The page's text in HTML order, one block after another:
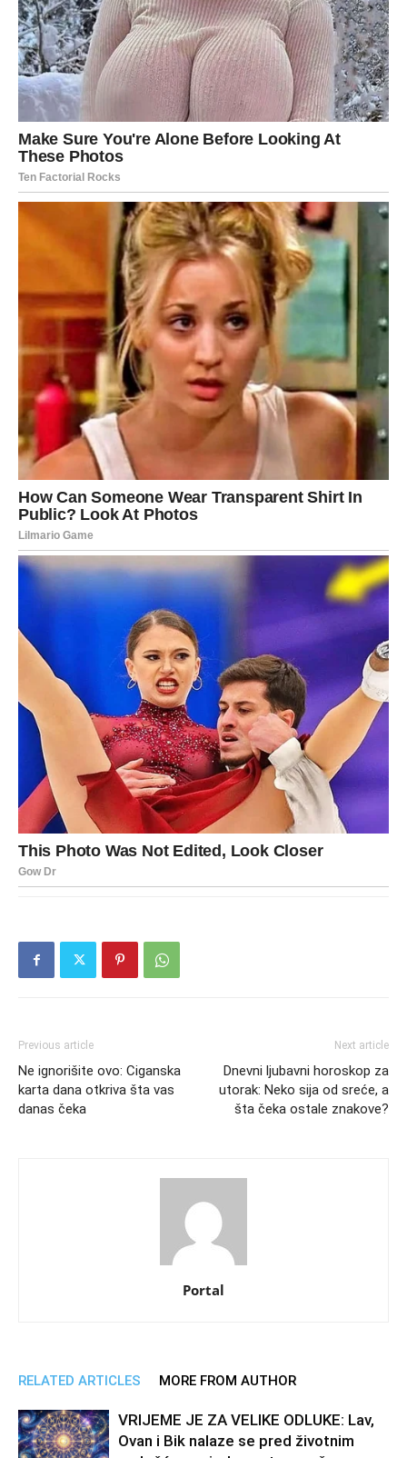
RIBE – EMOTIVNO ISCELJENJE
I BUĐENJE
Ribe ulaze u fazu u kojoj konačno razumeju sebe.
Možda ćete doneti odluku koja vam donosi mir.
Ovo je početak vaše unutrašnje ravnoteže.
Previous article
Ne ignorišite ovo: Ciganska
karta dana otkriva šta vas
danas čeka
Next article
Dnevni ljubavni horoskop za
utorak: Neko sija od sreće, a
šta čeka ostale znakove?
Portal
RELATED ARTICLES MORE FROM AUTHOR
VRIJEME JE ZA VELIKE ODLUKE: Lav,
Ovan i Bik nalaze se pred životnim